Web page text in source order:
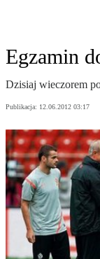
Egzamin
Dzisiaj wie­czo­rem
Publikacja: 12.06.2012 03:17